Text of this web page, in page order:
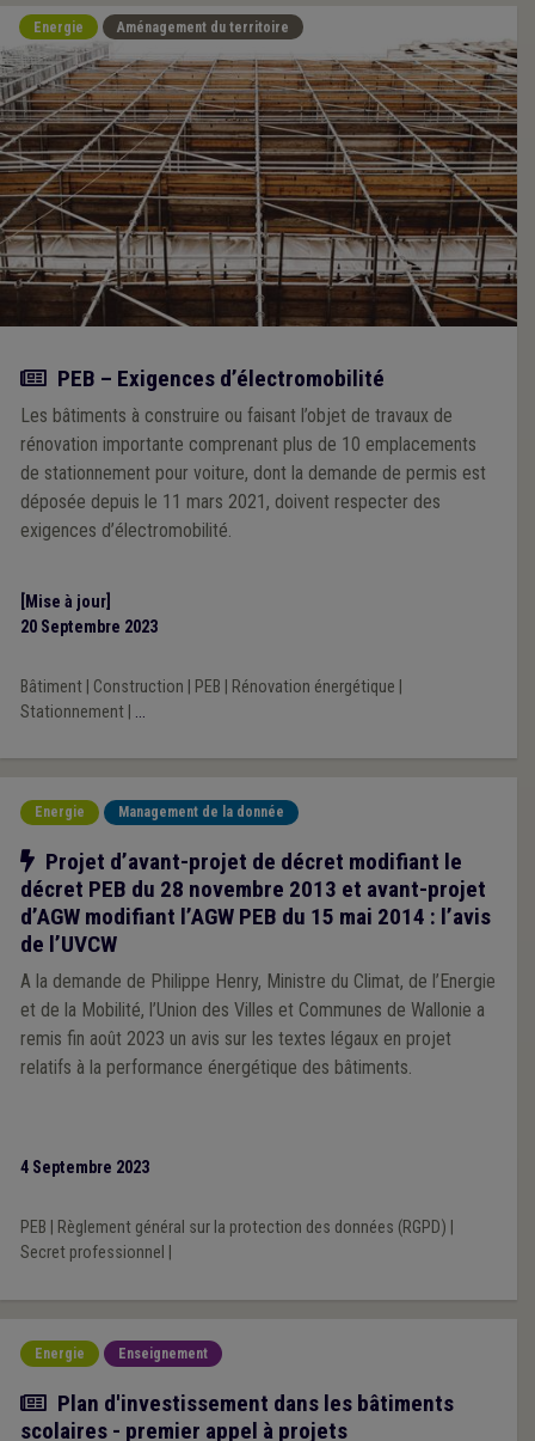
Energie Aménagement du territoire
Actualité
PEB – Exigences d’électromobilité
Les bâtiments à construire ou faisant l’objet de travaux de
rénovation importante comprenant plus de 10 emplacements
de stationnement pour voiture, dont la demande de permis est
déposée depuis le 11 mars 2021, doivent respecter des
exigences d’électromobilité.
[Mise à jour]
20 Septembre 2023
Bâtiment| Construction PEB Rénovation énergétique
Stationnement| ...
Energie Management de la donnée
Notre action
Projet d’avant-projet de décret modifiant le
décret PEB du 28 novembre 2013 et avant-projet
d’AGW modifiant l’AGW PEB du 15 mai 2014 : l’avis
de l’UVCW
A la demande de Philippe Henry, Ministre du Climat, de l’Energie
et de la Mobilité, l’Union des Villes et Communes de Wallonie a
remis fin août 2023 un avis sur les textes légaux en projet
relatifs à la performance énergétique des bâtiments.
4 Septembre 2023
PEB Règlement général sur la protection des données (RGPD)
Secret professionnel
Energie Enseignement
Actualité
Plan d'investissement dans les bâtiments
scolaires - premier appel à projets